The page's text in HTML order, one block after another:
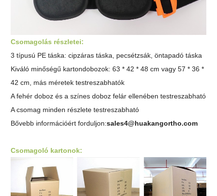
Csomagolás részletei:
3 típusú PE táska: cipzáras táska, pecsétzsák,öntapadó táska
Kiváló minőségű kartondobozok: 63 * 42 * 48 cm vagy 57 * 36 *
42 cm, más méretek testreszabhatók
A fehér doboz és a színes doboz felár ellenében testreszabható
A csomag minden részlete testreszabható
Bővebb információért forduljon:sales4@huakangortho.com
Csomagoló kartonok: